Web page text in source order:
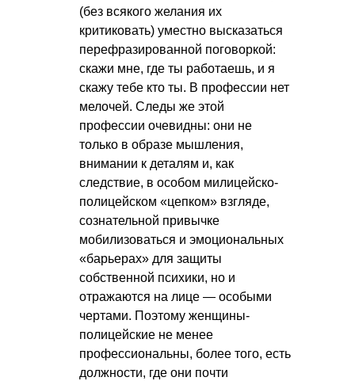
(без всякого желания их
критиковать) уместно высказаться
перефразированной поговоркой:
скажи мне, где ты работаешь, и я
скажу тебе кто ты. В профессии нет
мелочей. Следы же этой
профессии очевидны: они не
только в образе мышления,
внимании к деталям и, как
следствие, в особом милицейско-
полицейском «цепком» взгляде,
сознательной привычке
мобилизоваться и эмоциональных
«барьерах» для защиты
собственной психики, но и
отражаются на лице — особыми
чертами. Поэтому женщины-
полицейские не менее
профессиональны, более того, есть
должности, где они почти